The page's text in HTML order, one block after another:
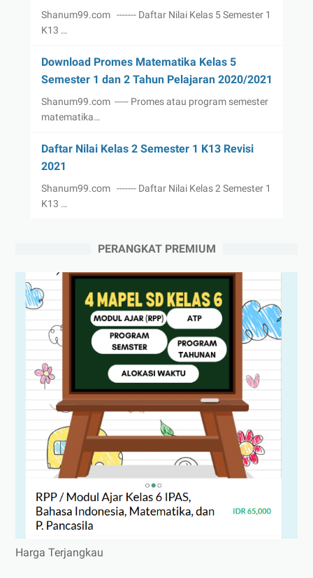
Shanum99.com ------- Daftar Nilai Kelas 5 Semester 1
K13 …
Download Promes Matematika Kelas 5
Semester 1 dan 2 Tahun Pelajaran 2020/2021
Shanum99.com ----- Promes atau program semester
matematika…
Daftar Nilai Kelas 2 Semester 1 K13 Revisi
2021
Shanum99.com ------- Daftar Nilai Kelas 2 Semester 1
K13 …
PERANGKAT PREMIUM
Harga Terjangkau